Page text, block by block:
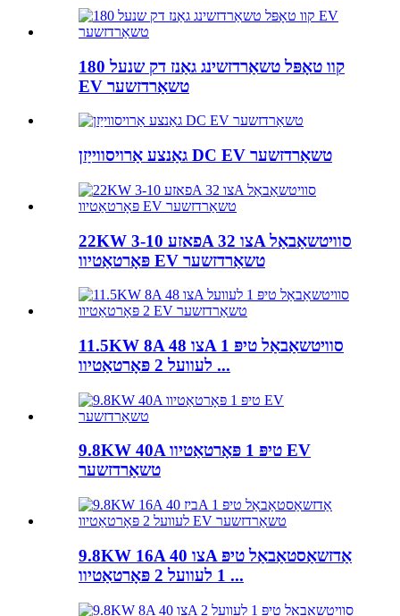
180 קוו טאָפּל טשאַרדזשינג גאַנז דק שנעל
EV טשאַרדזשער
גאַנצע אַרויסווייַזן DC EV טשאַרדזשער
22KW 3-פאזע 10A צו 32A סוויטשאַבאַל
פּאָרטאַטיוו EV טשאַרדזשער
11.5KW 8A צו 48A סוויטשאַבאַל טיפּ 1
לעוועל 2 פּאָרטאַטיוו ...
9.8KW 40A טיפּ 1 פּאָרטאַטיוו EV
טשאַרדזשער
9.8KW 16A צו 40A אַדזשאַסטאַבאַל טיפּ
1 לעוועל 2 פּאָרטאַטיוו ...